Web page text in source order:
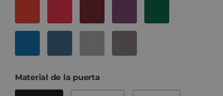
Material de la puerta